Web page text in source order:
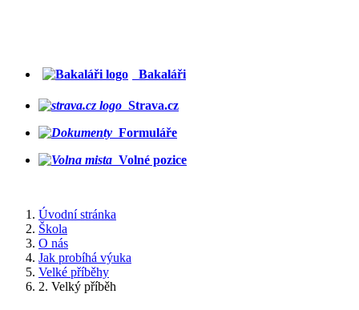
Bakaláři
Strava.cz
Formuláře
Volné pozice
Úvodní stránka
Škola
O nás
Jak probíhá výuka
Velké příběhy
2. Velký příběh